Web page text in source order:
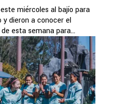
miércoles al bajío para
dieron a conocer el
esta semana para...